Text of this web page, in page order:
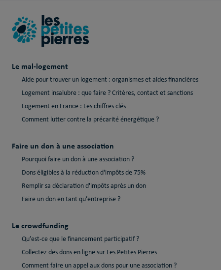
Le mal-logement
Aide pour trouver un logement : organismes et aides financières
Logement insalubre : que faire ? Critères, contact et sanctions
Logement en France : Les chiffres clés
Comment lutter contre la précarité énergétique ?
Faire un don à une association
Pourquoi faire un don à une association ?
Dons éligibles à la réduction d'impôts de 75%
Remplir sa déclaration d'impôts après un don
Faire un don en tant qu’entreprise ?
Le crowdfunding
Qu’est-ce que le financement participatif ?
Collectez des dons en ligne sur Les Petites Pierres
Comment faire un appel aux dons pour une association ?